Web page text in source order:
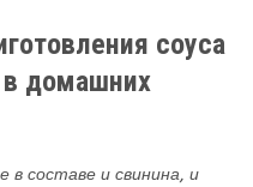
соуса
домашних
составе и свинина, и